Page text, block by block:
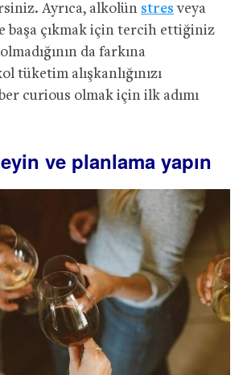
Ayrıca, alkolün stres veya
başa çıkmak için tercih ettiğiniz
da farkına
tüketim alışkanlığınızı
curious olmak için ilk adımı
ve planlama yapın